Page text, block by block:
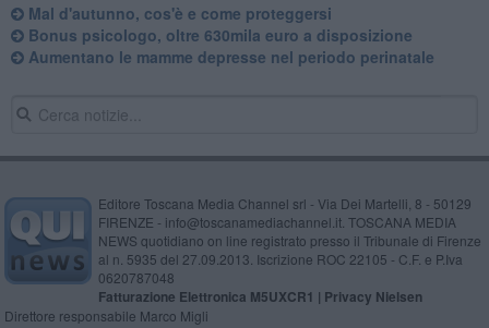
Mal d'autunno, cos'è e come proteggersi
Bonus psicologo, oltre 630mila euro a disposizione
Aumentano le mamme depresse nel periodo perinatale
Editore Toscana Media Channel srl - Via Dei Martelli, 8 - 50129
FIRENZE - info@toscanamediachannel.it. TOSCANA MEDIA
NEWS quotidiano on line registrato presso il Tribunale di Firenze
al n. 5935 del 27.09.2013. Iscrizione ROC 22105 - C.F. e P.Iva
0620787048
Fatturazione Elettronica M5UXCR1 | Privacy Nielsen
Direttore responsabile Marco Migli